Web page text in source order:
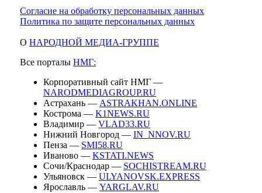
Согласие на обработку персональных данных
Политика по защите персональных данных
О НАРОДНОЙ МЕДИА-ГРУППЕ
Все порталы НМГ:
Корпоративный сайт НМГ —
NARODMEDIAGROUP.RU
Астрахань — ASTRAKHAN.ONLINE
Кострома — K1NEWS.RU
Владимир — VLAD33.RU
Нижний Новгород — IN_NNOV.RU
Пенза — SMI58.RU
Иваново — KSTATI.NEWS
Сочи/Краснодар — SOCHISTREAM.RU
Ульяновск — ULYANOVSK.EXPRESS
Ярославль — YARGLAV.RU